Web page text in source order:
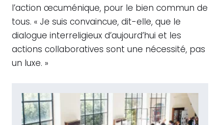
l’action œcuménique, pour le bien commun de
tous. « Je suis convaincue, dit-elle, que le
dialogue interreligieux d’aujourd’hui et les
actions collaboratives sont une nécessité, pas
un luxe. »